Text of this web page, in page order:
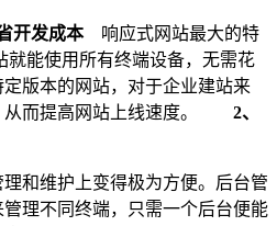
开发成本响应式网站最大的特
就能使用所有终端设备，无需花
版本的网站，对于企业建站来
而提高网站上线速度。
2、
和维护上变得极为方便。后台管
理不同终端，只需一个后台便能